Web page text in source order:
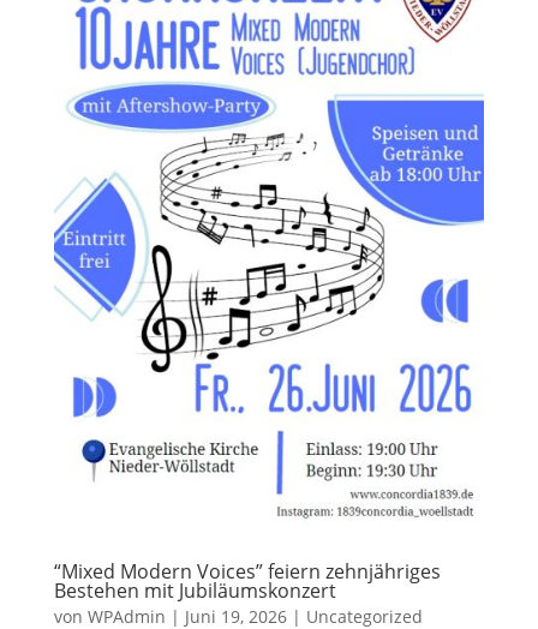
“Mixed Modern Voices” feiern zehnjähriges
Bestehen mit Jubiläumskonzert
von WPAdmin | Juni 19, 2026| Uncategorized